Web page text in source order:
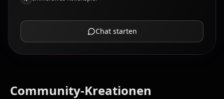
Chat starten
Community-Kreationen